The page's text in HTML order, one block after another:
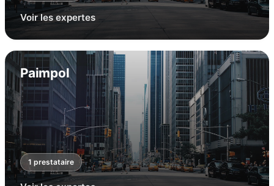
Voir les expertes
Paimpol
1 prestataire